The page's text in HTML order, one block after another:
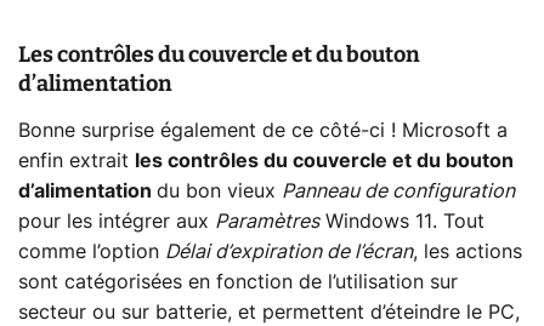
Les contrôles du couvercle et du bouton
d’alimentation
Bonne surprise également de ce côté-ci ! Microsoft a
enfin extrait
les contrôles du couvercle et du bouton
d’alimentation du bon vieux Panneau de configuration
pour les intégrer aux ParamètresWindows 11. Tout
comme l’option Délai d’expiration de l’écran, les actions
sont catégorisées en fonction de l’utilisation sur
secteur ou sur batterie, et permettent d’éteindre le PC,